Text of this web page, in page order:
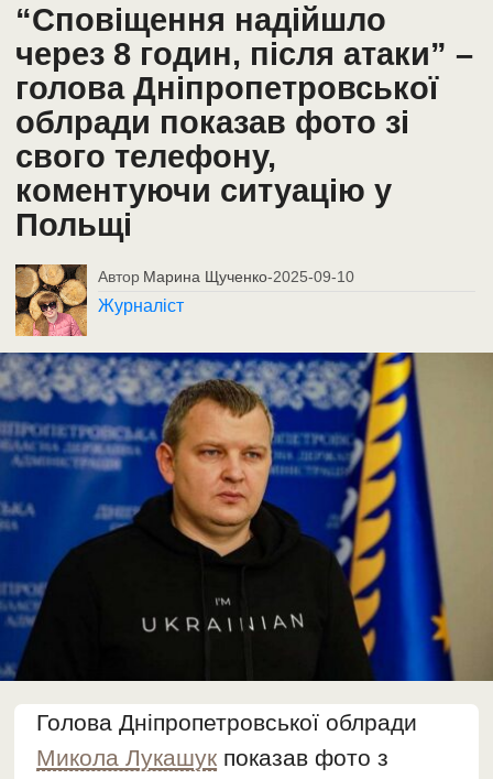
“Сповіщення надійшло
через 8 годин, після атаки” –
голова Дніпропетровської
облради показав фото зі
свого телефону,
коментуючи ситуацію у
Польщі
Автор Марина Щученко-2025-09-10
Журналіст
Голова Дніпропетровської облради
Микола Лукашук показав фото з